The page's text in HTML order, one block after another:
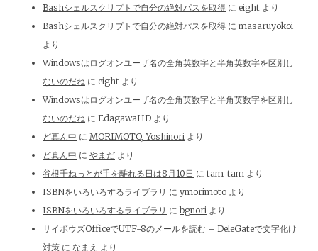
Bashシェルスクリプトで自分の絶対パスを取得 に eight より
Bashシェルスクリプトで自分の絶対パスを取得 に masaruyokoi
より
Windowsはログオンユーザ名の全角英数字と半角英数字を区別し
ないのだね に eight より
Windowsはログオンユーザ名の全角英数字と半角英数字を区別し
ないのだね に EdagawaHD より
ど真ん中 に MORIMOTO, Yoshinori より
ど真ん中 に やまだ より
谷根千ねっとが手を離れる日は8月10日 に tam-tam より
ISBNをいろいろするライブラリ に ymorimoto より
ISBNをいろいろするライブラリ に bgnori より
サイボウズOfficeでUTF-8のメールを読む – DeleGateで文字化け
対策 に なまえ より